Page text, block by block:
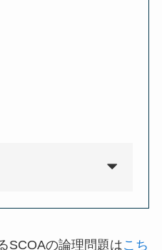
SCOAの論理問題はこち